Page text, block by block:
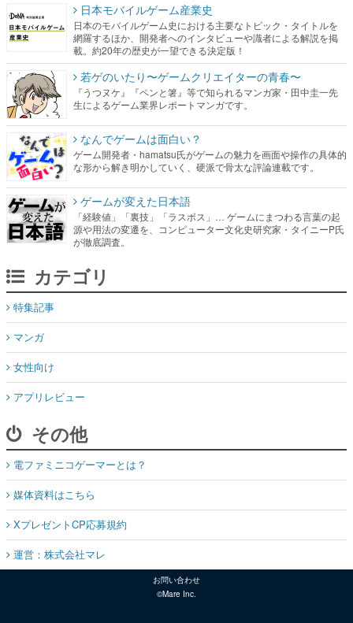
日本モバイルゲーム産業史
日本のモバイルゲーム史における主要なトピック・タイトルを
網羅するほか、開発者へのインタビューや識者による解説を掲
載。約20年の歴史が一望できる決定版！
若ゲのいたり〜ゲームクリエイターの青春〜
『うつヌケ』『ペンと箸』等で知られるマンガ家・田中圭一先
生によるゲーム業界レポートマンガです。
なんでゲームは面白い？
ゲーム開発者・hamatsu氏がゲームの魅力を画面や操作の具体的
な形から解き明かしていく、硬派で骨太な評論連載です。
ゲームが変えた日本語
「経験値」「裏技」「ラスボス」… ゲームにまつわる言葉の起
源や用法の変遷を、コンピューター文化史研究家・タイニーP氏
が徹底調査。
カテゴリ
特集記事
マンガ
女性向け
アプリレビュー
その他
電ファミニコゲーマーとは？
媒体資料はこちら
XプレゼントCP応募規約
運営：株式会社マレ
お問い合わせ
©Mare Inc.